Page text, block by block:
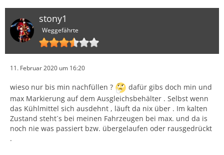
stony1
Weggefährte
11. Februar 2020 um 16:20
wieso nur bis min nachfüllen ?
dafür gibs doch min und
max Markierung auf dem Ausgleichsbehälter . Selbst wenn
das Kühlmittel sich ausdehnt , läuft da nix über . Im kalten
Zustand steht´s bei meinen Fahrzeugen bei max. und da is
noch nie was passiert bzw. übergelaufen oder rausgedrückt
.